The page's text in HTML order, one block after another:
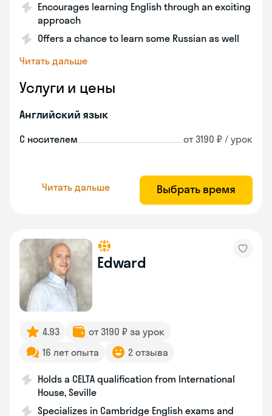
Encourages learning English through an exciting
approach
Offers a chance to learn some Russian as well
Читать дальше
Услуги и цены
Английский язык
С носителем от 3190 ₽ / урок
Читать дальше Выбрать время
Edward
4.93
от 3190 ₽ за урок
16 лет опыта
2 отзыва
Holds a CELTA qualification from International
House, Seville
Specializes in Cambridge English exams and